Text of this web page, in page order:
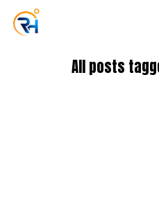
All posts